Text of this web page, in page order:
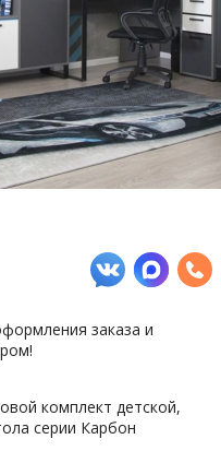
заказа и
комплект детской,
серии Карбон